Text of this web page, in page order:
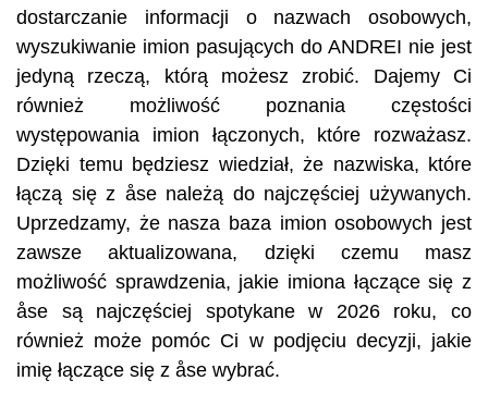
dostarczanie informacji o nazwach osobowych,
wyszukiwanie imion pasujących do ANDREI nie jest
jedyną rzeczą, którą możesz zrobić. Dajemy Ci
również możliwość poznania częstości
występowania imion łączonych, które rozważasz.
Dzięki temu będziesz wiedział, że nazwiska, które
łączą się z åse należą do najczęściej używanych.
Uprzedzamy, że nasza baza imion osobowych jest
zawsze aktualizowana, dzięki czemu masz
możliwość sprawdzenia, jakie imiona łączące się z
åse są najczęściej spotykane w 2026 roku, co
również może pomóc Ci w podjęciu decyzji, jakie
imię łączące się z åse wybrać.